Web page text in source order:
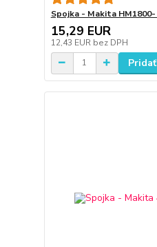
Spojka - Makita
15,29 EUR
12,43 EUR bez DPH